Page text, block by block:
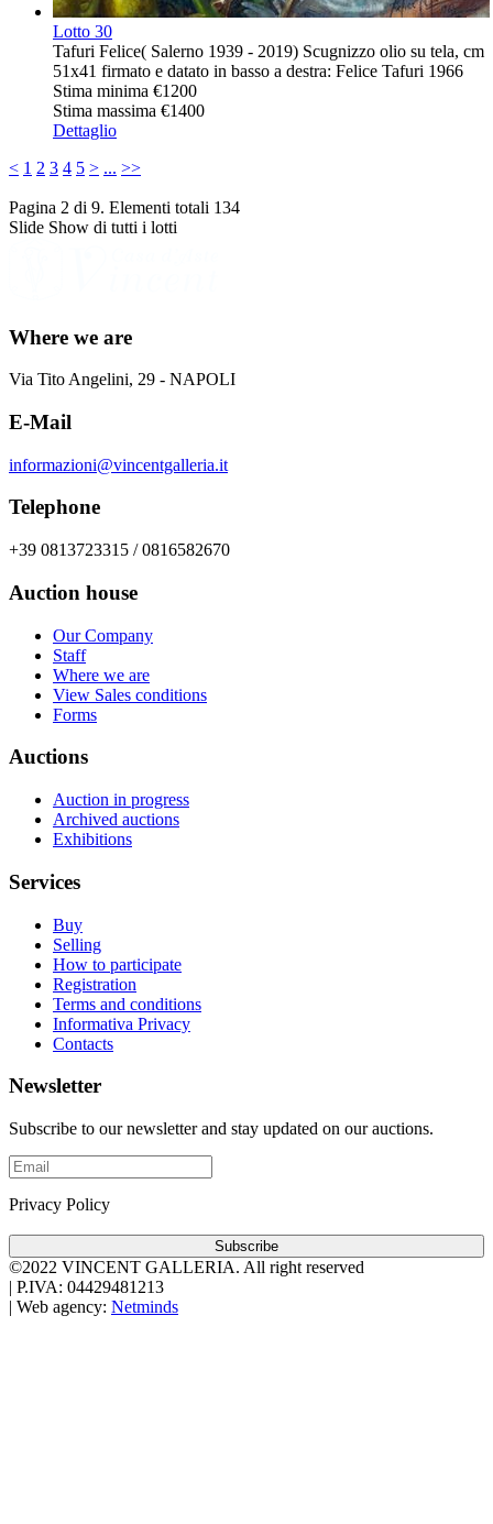
Lotto 30
Tafuri Felice( Salerno 1939 - 2019) Scugnizzo olio su tela, cm
51x41 firmato e datato in basso a destra: Felice Tafuri 1966
Stima minima €1200
Stima massima €1400
Dettaglio
< 1 2 3 4 5 > ... >>
Pagina 2 di 9. Elementi totali 134
Slide Show di tutti i lotti
Where we are
Via Tito Angelini, 29 - NAPOLI
E-Mail
informazioni@vincentgalleria.it
Telephone
+39 0813723315 / 0816582670
Auction house
Our Company
Staff
Where we are
View Sales conditions
Forms
Auctions
Auction in progress
Archived auctions
Exhibitions
Services
Buy
Selling
How to participate
Registration
Terms and conditions
Informativa Privacy
Contacts
Newsletter
Subscribe to our newsletter and stay updated on our auctions.
Privacy Policy
Subscribe
©2022 VINCENT GALLERIA. All right reserved
| P.IVA: 04429481213
| Web agency: Netminds